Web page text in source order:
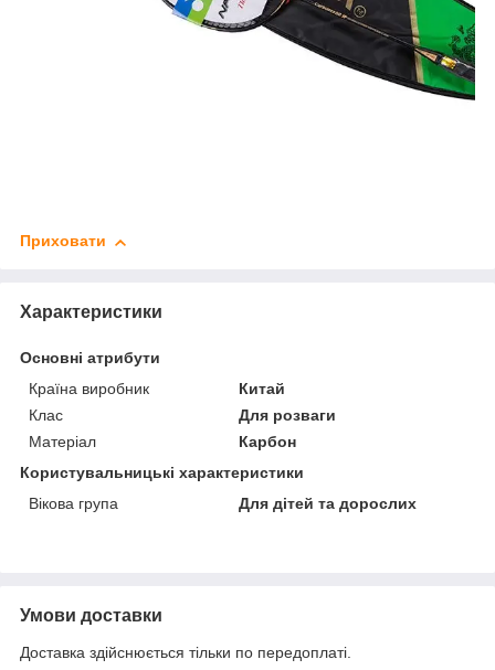
Приховати
Характеристики
Основні атрибути
Країна виробник
Китай
Клас
Для розваги
Матеріал
Карбон
Користувальницькі характеристики
Вікова група
Для дітей та дорослих
Умови доставки
Доставка здійснюється тільки по передоплаті.